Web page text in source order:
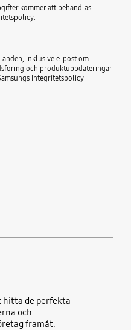
kommer att behandlas i
inklusive e-post om
och produktuppdateringar
Integritetspolicy
hitta de perfekta
och
framåt.